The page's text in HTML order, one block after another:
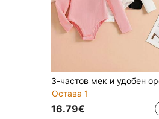
Остава 1
16.79€